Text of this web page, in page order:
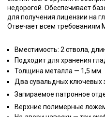
недорогой. Обеспечивает
для получения лицензии на
Отвечает всем требованиям
Вместимость: 2 ствола,
Подходит для хранения
Толщина металла — 1,5 мм.
Два сувальдных ключевых
Запираемое патронное
Верхние полимерные